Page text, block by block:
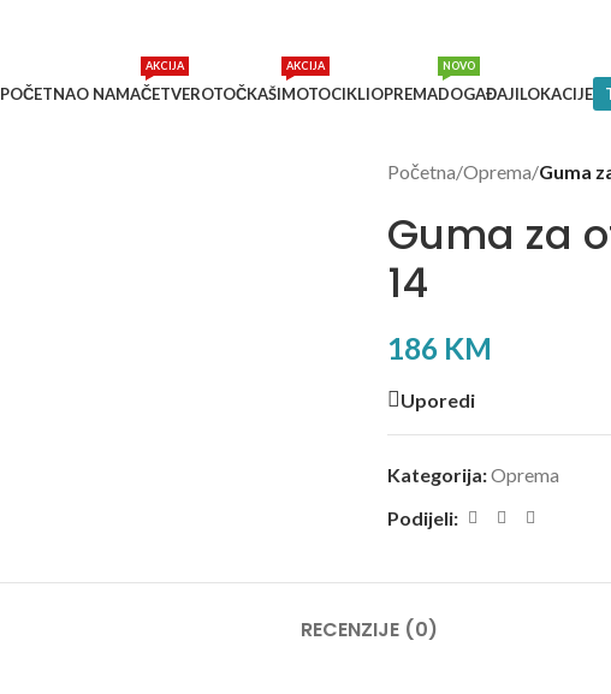
POČETNAO NAMAČETVEROTOČKAŠI
AKCIJA
MOTOCIKLI
AKCIJA
OPREMADOGAĐAJI
NOVO
LOKACIJE
Početna/Oprema/Guma
Guma za
14
186 KM
Uporedi
Kategorija:Oprema
Podijeli:
RECENZIJE (0)